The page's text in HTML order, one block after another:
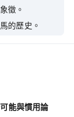
徵。
的歷史。
帝宮殿。
能與慣用論